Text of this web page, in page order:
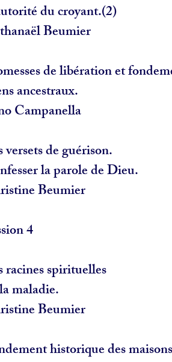
du croyant.(2)
Beumier
de libération et
ancestraux.
Campanella
versets de guérison.
la parole de Dieu.
Beumier
4
racines spirituelles
maladie.
Beumier
historique des maisons